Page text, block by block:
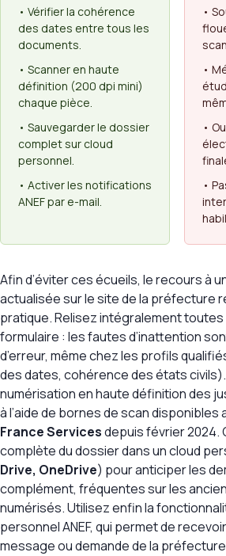
• Vérifier la cohérence
des dates entre tous les
documents.
• Scanner en haute
définition (200 dpi mini)
chaque pièce.
• Sauvegarder le dossier
complet sur cloud
personnel.
• Activer les notifications
ANEF par e-mail.
•
•
•
•
Afin d’éviter ces écueils, le recours à
actualisée sur le site de la préfecture
pratique. Relisez intégralement toutes
formulaire : les fautes d’inattention
d’erreur, même chez les profils
des dates, cohérence des états
numérisation en haute définition des
à l’aide de bornes de scan disponibles
France Servicesdepuis février 2024.
complète du dossier dans un cloud
Drive, OneDrive) pour anticiper les
complément, fréquentes sur les
numérisés. Utilisez enfin la
personnel ANEF, qui permet de
message ou demande de la